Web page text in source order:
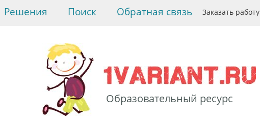
Решения Поиск Заказать работу
Обратная связь
Образовательный ресурс